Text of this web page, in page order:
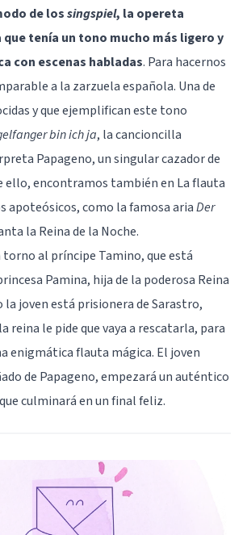
de lossingspiel, la opereta
tenía un tono mucho más ligero y
con escenas habladas. Para hacernos
a la zarzuela española. Una de
y que ejemplifican este tono
bin ich ja, la cancioncilla
Papageno, un singular cazador de
ello, encontramos también en La flauta
apoteósicos, como la famosa ariaDer
la Reina de la Noche.
al príncipe Tamino, que está
Pamina, hija de la poderosa Reina
la joven está prisionera de Sarastro,
reina le pide que vaya a rescatarla, para
enigmática flauta mágica. El joven
de Papageno, empezará un auténtico
culminará en un final feliz.